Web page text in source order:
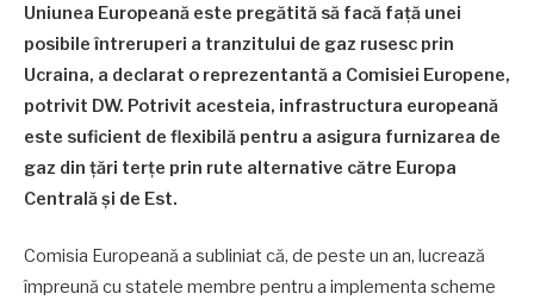
Uniunea Europeană este pregătită să facă față unei
posibile întreruperi a tranzitului de gaz rusesc prin
Ucraina, a declarat o reprezentantă a Comisiei Europene,
potrivit DW. Potrivit acesteia, infrastructura europeană
este suficient de flexibilă pentru a asigura furnizarea de
gaz din țări terțe prin rute alternative către Europa
Centrală și de Est.
Comisia Europeană a subliniat că, de peste un an, lucrează
împreună cu statele membre pentru a implementa scheme